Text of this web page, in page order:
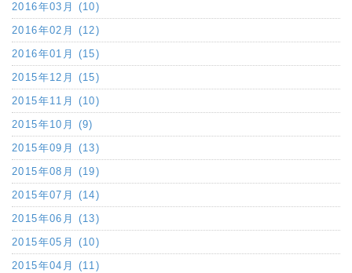
2016年03月 (10)
2016年02月 (12)
2016年01月 (15)
2015年12月 (15)
2015年11月 (10)
2015年10月 (9)
2015年09月 (13)
2015年08月 (19)
2015年07月 (14)
2015年06月 (13)
2015年05月 (10)
2015年04月 (11)